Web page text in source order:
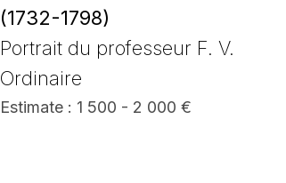
(1732-1798)
Portrait du professeur F. V.
Ordinaire
Estimate : 1 500 - 2 000 €